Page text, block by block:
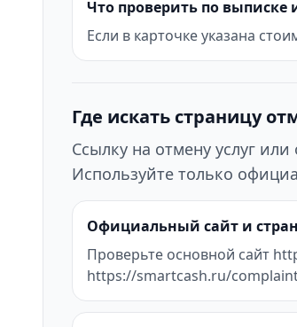
Что проверить по выписке
Если в карточке указана
Где искать страницу
Ссылку на отмену услуг
Используйте только
Официальный сайт и
Проверьте основной сайт
https://smartcash.ru/